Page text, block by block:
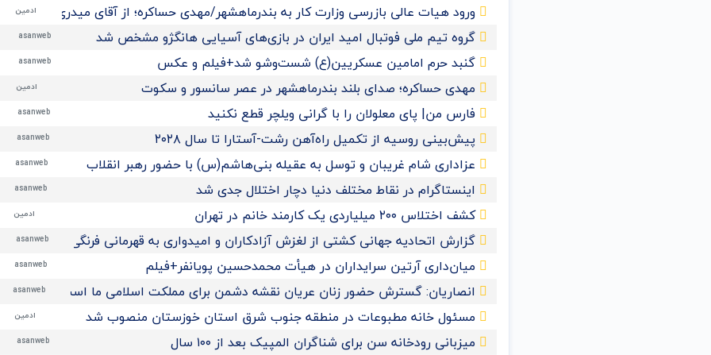
ادمین
ورود هیات عالی بازرسی وزارت کار به بندرماهشهر/مهدی حساکره؛ از آقای میدری تشکر
asanweb گروه تیم ملی فوتبال امید ایران در بازی‌های آسیایی هانگژو مشخص شد
asanweb گنبد حرم امامین عسکریین(ع) شست‌وشو شد+فیلم و عکس
ادمین مهدی حساکره؛ صدای بلند بندرماهشهر در عصر سانسور و سکوت
asanweb فارس من| پای معلولان را با گرانی ویلچر قطع نکنید
asanweb پیش‌بینی روسیه از تکمیل راه‌آهن رشت-آستارا تا سال ‌۲۰۲۸
asanweb عزاداری شام غریبان و توسل به عقیله بنی‌هاشم(س) با حضور رهبر انقلاب
asanweb اینستاگرام در نقاط مختلف دنیا دچار اختلال جدی شد
ادمین کشف اختلاس ۲۰۰ میلیاردی یک کارمند خانم در تهران
asanweb
گزارش اتحادیه جهانی کشتی از لغزش آزادکاران و امیدواری به قهرمانی فرنگی‌کاران نوجوان
asanweb میان‌داری آرتین سرایداران در هیأت محمدحسین پویانفر+فیلم
asanweb انصاریان: گسترش حضور زنان عریان نقشه دشمن برای مملکت اسلامی ما است
ادمین مسئول خانه مطبوعات در منطقه جنوب شرق استان خوزستان منصوب شد
asanweb میزبانی رودخانه سن برای شناگران المپیک بعد از ۱۰۰ سال